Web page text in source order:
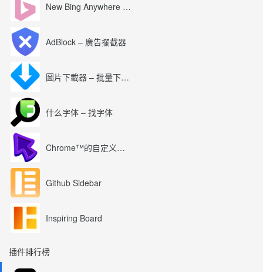
New Bing Anywhere (Bing Chat GPT-4)
AdBlock – 廣告攔截器
圖片下載器 – 批量下載圖片
什么字体 – 找字体
Chrome™的自定义光标
Github Sidebar
Inspiring Board
插件排行榜